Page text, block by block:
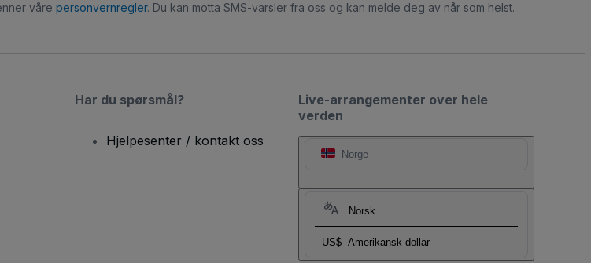
våre personvernregler. Du kan motta SMS-varsler fra oss og kan melde deg av når som helst.
Live-arrangementer over hele
verden
Norge
Norsk
US$ Amerikansk dollar
Har du spørsmål?
Hjelpesenter / kontakt oss